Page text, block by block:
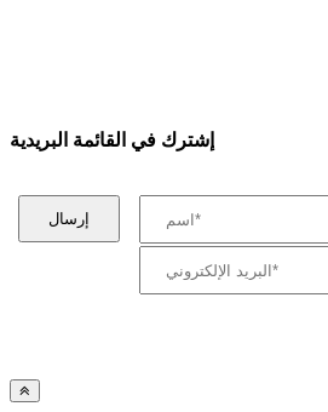
إشترك في القائمة البريدية